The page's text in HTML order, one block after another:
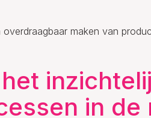
maken van
in de